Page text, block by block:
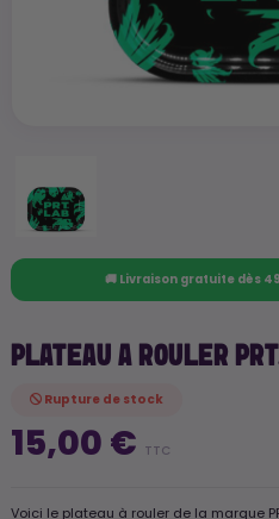
🚚 Livraison gratuite dès
PLATEAU A ROULER
Rupture de stock
15,00 € TTC
Voici le plateau à rouler de la marque